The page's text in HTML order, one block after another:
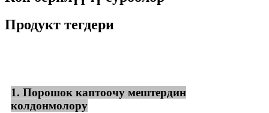
Продукт тегдери
1. Порошок каптоочу мештердин
колдонмолору